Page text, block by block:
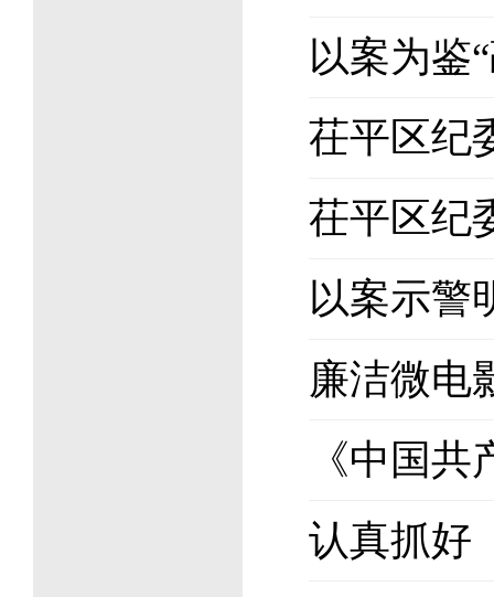
以案为鉴
茌平区纪
茌平区纪
以案示警
廉洁微电
《中国
认真抓好